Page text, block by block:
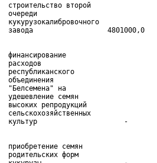
  строительство второй
  очереди
  кукурузокалибровочного
  финансирование
  расходов
  республиканского
  объединения
  "Белсемена" на
  удешевление семян
  высоких репродукций
  сельскохозяйственных
  приобретение семян
  родительских форм